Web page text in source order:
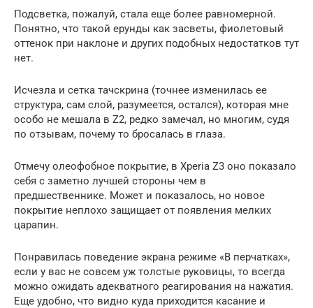
Подсветка, пожалуй, стала еще более равномерной.
Понятно, что такой ерунды как засветы, фиолетовый
оттенок при наклоне и других подобных недостатков тут
нет.
Исчезла и сетка тачскрина (точнее изменилась ее
структура, сам слой, разумеется, остался), которая мне
особо не мешала в Z2, редко замечал, но многим, судя
по отзывам, почему то бросалась в глаза.
Отмечу олеофобное покрытие, в Xperia Z3 оно показало
себя с заметно лучшей стороны чем в
предшественнике. Может и показалось, но новое
покрытие неплохо защищает от появления мелких
царапин.
Понравилась поведение экрана режиме «В перчатках»,
если у вас не совсем уж толстые руковицы, то всегда
можно ожидать адекватного реагирования на нажатия.
Еще удобно, что видно куда приходится касание и